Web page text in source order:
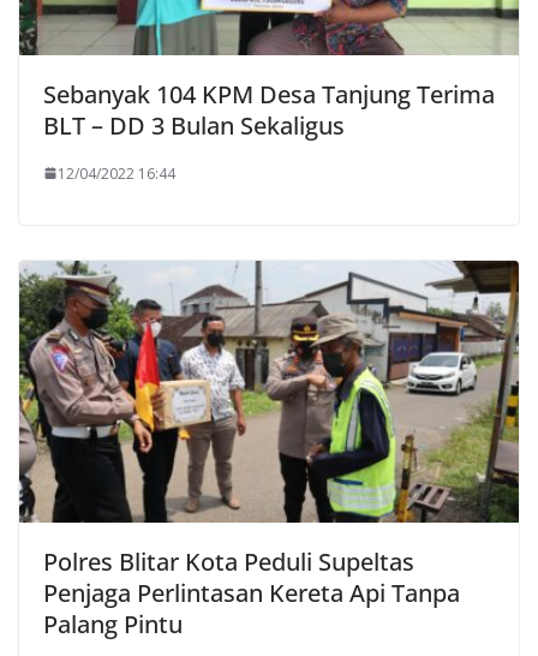
Sebanyak 104 KPM Desa Tanjung Terima
BLT – DD 3 Bulan Sekaligus
12/04/2022 16:44
Polres Blitar Kota Peduli Supeltas
Penjaga Perlintasan Kereta Api Tanpa
Palang Pintu